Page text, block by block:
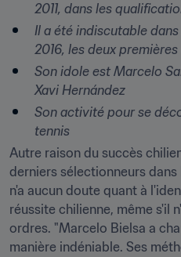
2011, dans les
Il a été indiscutable
2016, les deux
Son idole est Marcelo
Xavi Hernández
Son activité pour se
tennis
Autre raison du succès
derniers sélectionneurs
n'a aucun doute quant à
réussite chilienne, même s'il
ordres. "Marcelo Bielsa a
manière indéniable. Ses